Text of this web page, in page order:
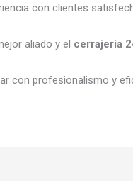
con clientes
aliado y el cerrajería
con profesionalismo y